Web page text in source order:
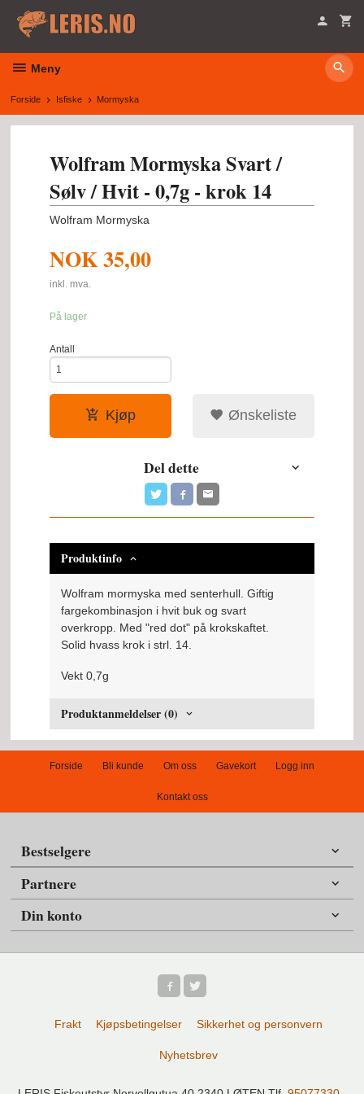
innholdet
Meny
Forside Isfiske Mormyska
Wolfram Mormyska Svart /
Sølv / Hvit - 0,7g - krok 14
Wolfram Mormyska
NOK35,00
inkl. mva.
På lager
Antall
Kjøp Ønskeliste
Del dette
Produktinfo
Wolfram mormyska med senterhull. Giftig
fargekombinasjon i hvit buk og svart
overkropp. Med "red dot" på krokskaftet.
Solid hvass krok i strl. 14.
Vekt 0,7g
Produktanmeldelser (0)
Forside Bli kunde Om oss Gavekort Logg inn
Kontakt oss
Bestselgere
Partnere
Din konto
Frakt Kjøpsbetingelser Sikkerhet og personvern
Nyhetsbrev